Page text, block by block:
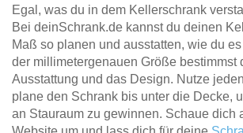
Egal, was du in dem Kellerschrank
Bei deinSchrank.de kannst du deinen
Maß so planen und ausstatten, wie du
der millimetergenauen Größe bestimmst
Ausstattung und das Design. Nutze
plane den Schrank bis unter die Decke,
an Stauraum zu gewinnen. Schaue dich